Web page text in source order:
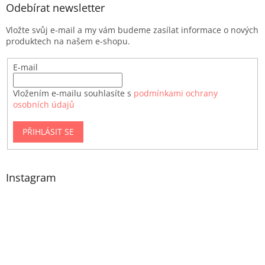
Odebírat newsletter
Vložte svůj e-mail a my vám budeme zasílat informace o nových
produktech na našem e-shopu.
E-mail
Vložením e-mailu souhlasíte s podmínkami ochrany
osobních údajů
PŘIHLÁSIT SE
Instagram